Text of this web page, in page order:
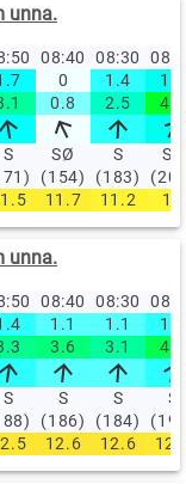
unna.
08:40 08:30
0 1.4
1.9
0.8 2.5 4.7
S
SØ
(154)
S
(183)
SV
11.7 11.2 11
unna.
08:40 08:30
1.1 1.1
1.4
3.6 3.1 4.2
S
S
(186)
S
(184)
S
12.6 12.6